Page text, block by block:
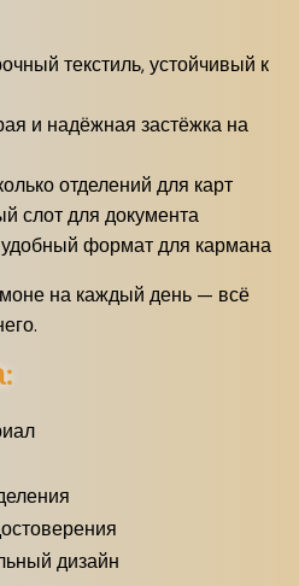
текстиль, устойчивый к
и надёжная застёжка на
отделений для карт
слот для документа
формат для кармана
на каждый день — всё
дизайн